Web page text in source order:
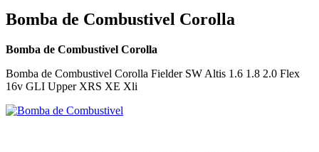
Bomba de Combustivel Corolla
Bomba de Combustivel Corolla
Bomba de Combustivel Corolla Fielder SW Altis 1.6 1.8 2.0 Flex
16v GLI Upper XRS XE Xli